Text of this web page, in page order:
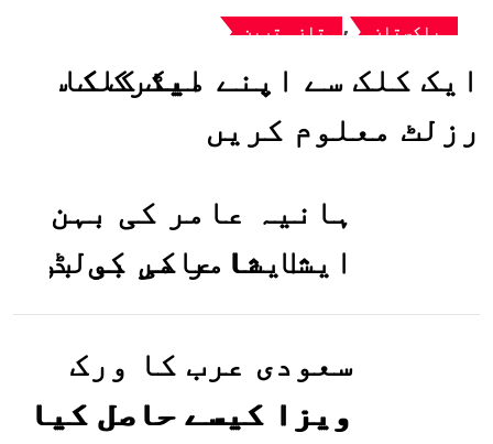
پاکستان , تازہ ترین
ایک کلک سے اپنے میٹرک کا
رزلٹ معلوم کریں
ہانیہ عامر کی بہن
ایشا عامر کی بولڈ
تصاویر وائرل ہو
گئیں
سعودی عرب کا ورک
ویزا کیسے حاصل کیا